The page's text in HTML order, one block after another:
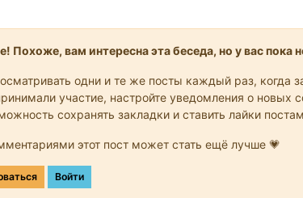
Похоже, вам интересна эта беседа, но у вас пока
одни и те же посты каждый раз, когда
участие, настройте уведомления о новых
сохранять закладки и ставить лайки
этот пост может стать ещё лучше 💗
Войти